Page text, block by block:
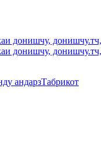
андарзТабрикот